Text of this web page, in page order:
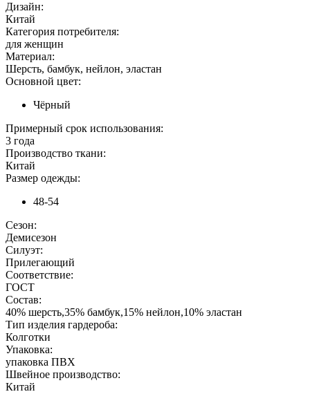
Дизайн:
Китай
Категория потребителя:
для женщин
Материал:
Шерсть, бамбук, нейлон, эластан
Основной цвет:
Чёрный
Примерный срок использования:
3 года
Производство ткани:
Китай
Размер одежды:
48-54
Сезон:
Демисезон
Силуэт:
Прилегающий
Соответствие:
ГОСТ
Состав:
40% шерсть,35% бамбук,15% нейлон,10% эластан
Тип изделия гардероба:
Колготки
Упаковка:
упаковка ПВХ
Швейное производство:
Китай